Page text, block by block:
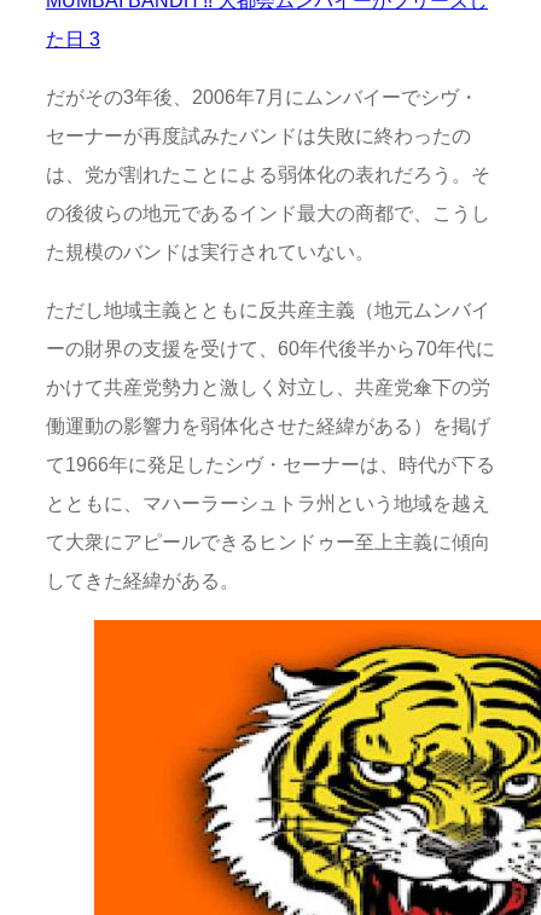
た日 3
だがその3年後、2006年7月にムンバイーでシヴ・
セーナーが再度試みたバンドは失敗に終わったの
は、党が割れたことによる弱体化の表れだろう。そ
の後彼らの地元であるインド最大の商都で、こうし
た規模のバンドは実行されていない。
ただし地域主義とともに反共産主義（地元ムンバイ
ーの財界の支援を受けて、60年代後半から70年代に
かけて共産党勢力と激しく対立し、共産党傘下の労
働運動の影響力を弱体化させた経緯がある）を掲げ
て1966年に発足したシヴ・セーナーは、時代が下る
とともに、マハーラーシュトラ州という地域を越え
て大衆にアピールできるヒンドゥー至上主義に傾向
してきた経緯がある。